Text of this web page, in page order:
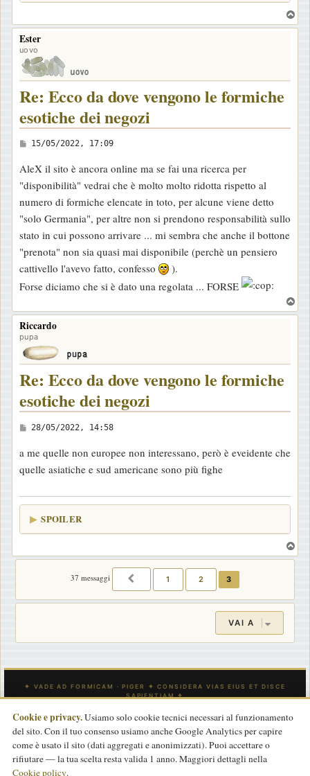
o
Ester
uovo
Re: Ecco da dove vengono le formiche
esotiche dei negozi
M
s
s
a
g
g
i
o
15/05/2022, 17:09
AleX il sito è ancora online ma se fai una ricerca per
"disponibilità" vedrai che è molto molto ridotta rispetto al
numero di formiche elencate in toto, per alcune viene detto
"solo Germania", per altre non si prendono responsabilità sullo
stato in cui possono arrivare ... mi sembra che anche il bottone
"prenota" non sia quasi mai disponibile (perchè un pensiero
cattivello l'avevo fatto, confesso
).
Forse diciamo che si è dato una regolata ... FORSE
o
Riccardo
pupa
Re: Ecco da dove vengono le formiche
esotiche dei negozi
M
s
s
g
g
o
28/05/2022, 14:58
a me quelle non europee non interessano, però è eveidente che
quelle asiatiche e sud americane sono più fighe
SPOILER
o
37 messaggi PRECEDENTE
1 2 3
VAI A
INDICE Tutti gli orari sonoUTC
CONTATTACI
Powered byphpBB® Forum Software © phpBB Limited
Cookie e privacy.Usiamo solo cookie tecnici necessari al funzionamento
del sito. Con il tuo consenso usiamo anche Google Analytics per capire
come è usato il sito (dati aggregati e anonimizzati). Puoi accettare o
rifiutare — la tua scelta resta valida 1 anno. Maggiori dettagli nella
Cookie policy.